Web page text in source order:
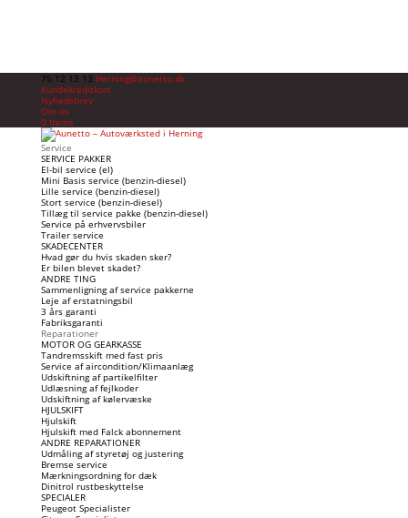
75 12 13 13 Herning@aunetto.dk
Kundekreditkort
Nyhedsbrev
Om os
0 Items
Service
SERVICE PAKKER
El-bil service (el)
Mini Basis service (benzin-diesel)
Lille service (benzin-diesel)
Stort service (benzin-diesel)
Tillæg til service pakke (benzin-diesel)
Service på erhvervsbiler
Trailer service
SKADECENTER
Hvad gør du hvis skaden sker?
Er bilen blevet skadet?
ANDRE TING
Sammenligning af service pakkerne
Leje af erstatningsbil
3 års garanti
Fabriksgaranti
Reparationer
MOTOR OG GEARKASSE
Tandremsskift med fast pris
Service af aircondition/Klimaanlæg
Udskiftning af partikelfilter
Udlæsning af fejlkoder
Udskiftning af kølervæske
HJULSKIFT
Hjulskift
Hjulskift med Falck abonnement
ANDRE REPARATIONER
Udmåling af styretøj og justering
Bremse service
Mærkningsordning for dæk
Dinitrol rustbeskyttelse
SPECIALER
Peugeot Specialister